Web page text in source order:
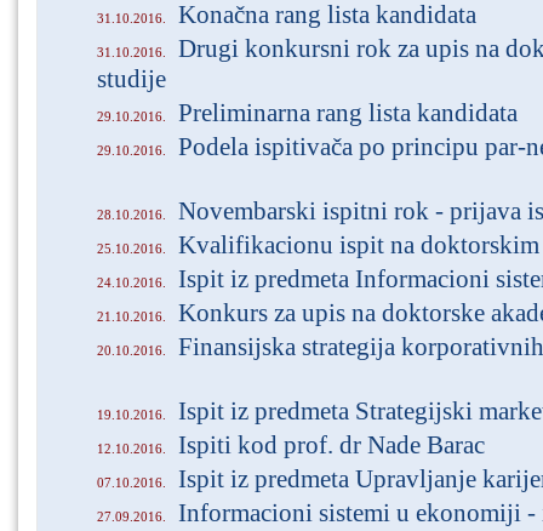
31.10.2016. Konačna rang lista kandidata
31.10.2016.
Drugi konkursni rok za upis na
studije
29.10.2016. Preliminarna rang lista kandidata
29.10.2016. Podela ispitivača po principu par-
28.10.2016. Novembarski ispitni rok - prijava
25.10.2016. Kvalifikacionu ispit na doktorskim
24.10.2016. Ispit iz predmeta Informacioni
21.10.2016. Konkurs za upis na doktorske
20.10.2016. Finansijska strategija
19.10.2016. Ispit iz predmeta Strategijski
12.10.2016. Ispiti kod prof. dr Nade Barac
07.10.2016. Ispit iz predmeta Upravljanje
27.09.2016. Informacioni sistemi u ekonomiji -